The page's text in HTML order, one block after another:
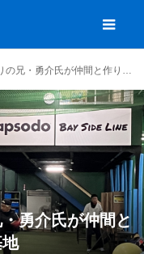
が仲間と作り上げる横浜の野球秘密基地
勇介氏が仲間と